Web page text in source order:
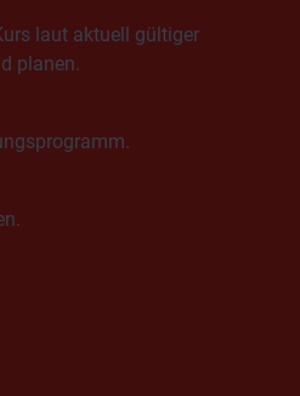
laut aktuell gültiger
planen.